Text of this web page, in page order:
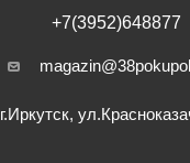
+7(3952)648877
г.Иркутск,